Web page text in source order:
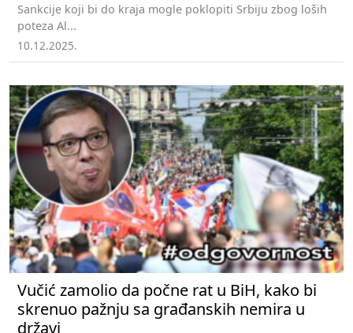
Sankcije koji bi do kraja mogle poklopiti Srbiju zbog loših
poteza Al...
10.12.2025.
Vučić zamolio da počne rat u BiH, kako bi
skrenuo pažnju sa građanskih nemira u
državi